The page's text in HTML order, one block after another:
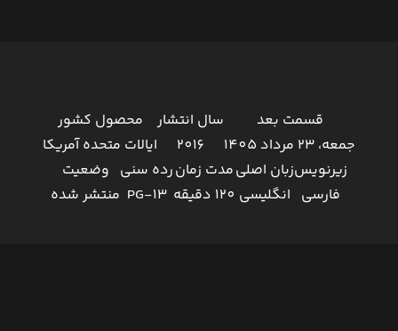
قسمت بعد
جمعه، 23 مرداد 1405
سال انتشار
2016
محصول کشور
ایالات متحده آمریکا
زیرنویس
فارسی
زبان اصلی
انگلیسی
مدت زمان
120 دقیقه
رده سنی
PG-13
وضعیت
منتشر شده